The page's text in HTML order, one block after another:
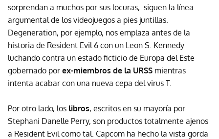
sorprendan a muchos por sus locuras, siguen la línea
argumental de los videojuegos a pies juntillas.
Degeneration, por ejemplo, nos emplaza antes de la
historia de Resident Evil 6 con un Leon S. Kennedy
luchando contra un estado ficticio de Europa del Este
gobernado por ex-miembros de la URSS mientras
intenta acabar con una nueva cepa del virus T.
Por otro lado, los libros, escritos en su mayoría por
Stephani Danelle Perry, son productos totalmente ajenos
a Resident Evil como tal. Capcom ha hecho la vista gorda